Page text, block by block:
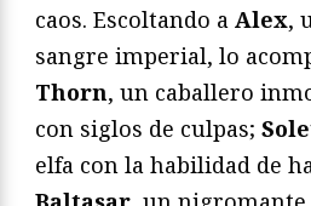
caos. Escoltando a Alex,
sangre imperial, lo
Thorn, un caballero
con siglos de culpas;
elfa con la habilidad de